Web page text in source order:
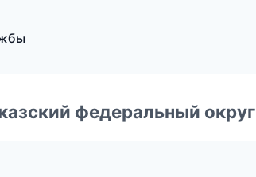
федеральный округ